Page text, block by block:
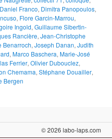
Daniel Franco, Dimitra Panopoulos,
, Flore Garcin-Marrou,
Ingold, Guillaume Sibertin-
Rancière, Jean-Christophe
Benarroch, Joseph Danan, Judith
, Marco Baschera, Marie-José
Ferrier, Olivier Dubouclez,
Chemama, Stéphane Douailler,
Bergen
© 2026 labo-laps.com